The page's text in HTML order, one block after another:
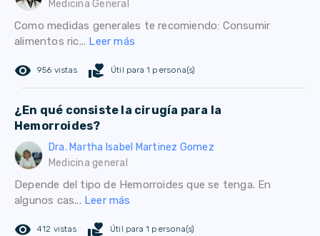
Medicina General
Como medidas generales te recomiendo: Consumir
alimentos ric... Leer más
remove_red_eye 956 vistas volunteer_activism Útil para 1 persona(s)
¿En qué consiste la cirugía para la
Hemorroides?
Dra. Martha Isabel Martinez Gomez
Medicina general
Depende del tipo de Hemorroides que se tenga. En
algunos cas... Leer más
remove_red_eye 412 vistas volunteer_activism Útil para 1 persona(s)